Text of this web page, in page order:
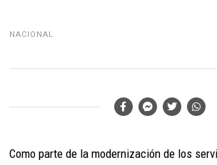
NACIONAL
Como parte de la modernización de los